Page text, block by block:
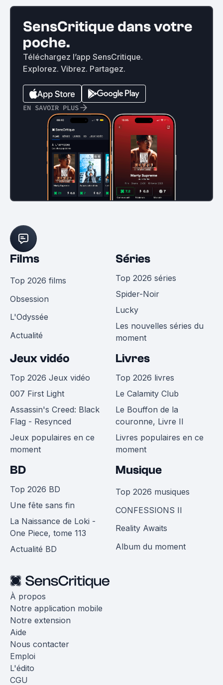
SensCritique dans votre
poche.
Téléchargez l’app SensCritique.
Explorez. Vibrez. Partagez.
EN SAVOIR PLUS
Films
Top 2026 films
Obsession
L'Odyssée
Actualité
Séries
Top 2026 séries
Spider-Noir
Lucky
Les nouvelles séries du
moment
Jeux vidéo
Top 2026 Jeux vidéo
007 First Light
Assassin's Creed: Black
Flag - Resynced
Jeux populaires en ce
moment
Livres
Top 2026 livres
Le Calamity Club
Le Bouffon de la
couronne, Livre II
Livres populaires en ce
moment
BD
Top 2026 BD
Une fête sans fin
La Naissance de Loki -
One Piece, tome 113
Actualité BD
Musique
Top 2026 musiques
CONFESSIONS II
Reality Awaits
Album du moment
À propos
Notre application mobile
Notre extension
Aide
Nous contacter
Emploi
L'édito
CGU